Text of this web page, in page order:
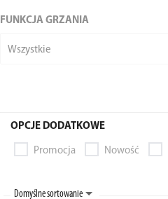
FUNKCJA GRZANIA
Wszystkie
OPCJE DODATKOWE
Promocja Nowość
Domyślne sortowanie